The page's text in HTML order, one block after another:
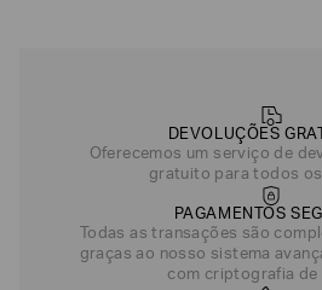
DEVOLUÇÕES
Oferecemos um serviço de
gratuito para todos
PAGAMENTOS
Todas as transações são
graças ao nosso sistema
com criptografia de